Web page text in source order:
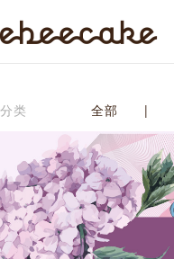
分类 全部 |